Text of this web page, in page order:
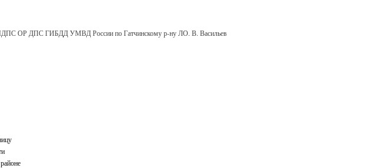
ИДПС ОР ДПС ГИБДД УМВД России по Гатчинскому р-ну ЛО. В. Васильев